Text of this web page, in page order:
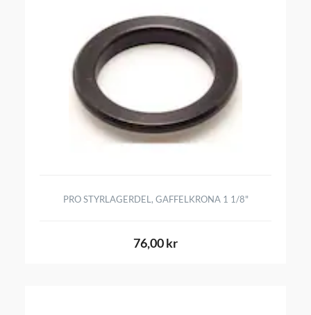
PRO STYRLAGERDEL, GAFFELKRONA 1 1/8"
76,00 kr